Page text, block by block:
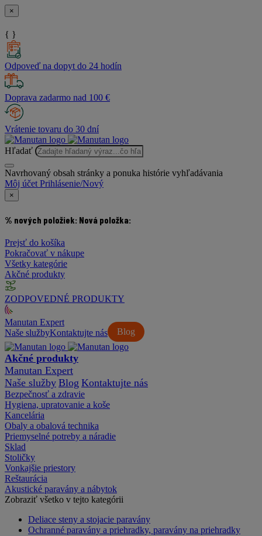
×
{ }
Odpoveď na dopyt do 24 hodín
Doprava zadarmo nad 100 €
Vrátenie tovaru do 30 dní
Hľadať
Navrhovaný obsah stránky a ponuka histórie vyhľadávania
Môj účet Prihlásenie/Nový
×
% nových položiek: Nová položka:
Prejsť do košíka
Pokračovať v nákupe
Všetky kategórie
Akčné produkty
ZODPOVEDNÉ PRODUKTY
Manutan Expert
Naše služby
Blog
Kontaktujte nás
Akčné produkty
Manutan Expert
Naše služby Blog Kontaktujte nás
Bezpečnosť a zdravie
Hygiena, upratovanie a koše
Kancelária
Obaly a obalová technika
Priemyselné potreby a náradie
Sklad
Stoličky
Vonkajšie priestory
Reštaurácia
Akustické paravány a nábytok
Zobraziť všetko v tejto kategórii
Deliace steny a stojacie paravány
Ochranné paravány a priehradky, paravány na priehradky